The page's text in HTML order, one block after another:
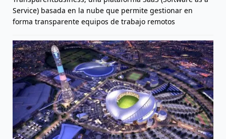
Service) basada en la nube que permite gestionar en
forma transparente equipos de trabajo remotos